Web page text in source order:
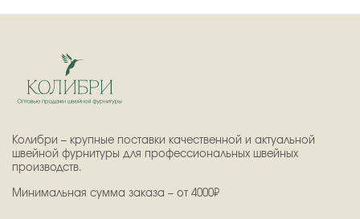
Колибри – крупные поставки качественной и актуальной
швейной фурнитуры для профессиональных швейных
производств.
Минимальная сумма заказа – от 4000₽